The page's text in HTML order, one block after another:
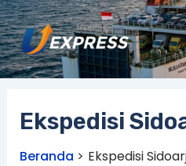
Lewati
ke
konten
Ekspedisi
Beranda Ekspedisi